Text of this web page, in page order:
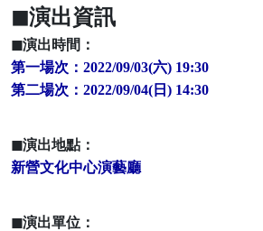
◼演出資訊
◼演出時間：
第一場次：2022/09/03(六) 19:30
第二場次：2022/09/04(日) 14:30
◼演出地點：
新營文化中心演藝廳
◼演出單位：